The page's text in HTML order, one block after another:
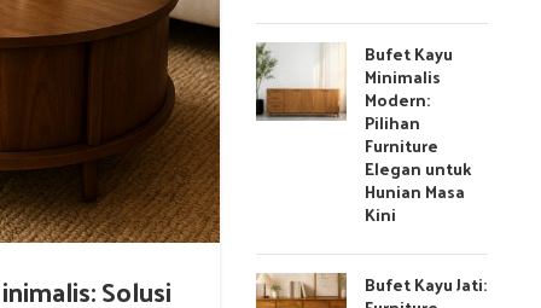
Solusi
Bufet Kayu
Minimalis
Modern:
Pilihan
Furniture
Elegan untuk
Hunian Masa
Kini
Bufet Kayu Jati: